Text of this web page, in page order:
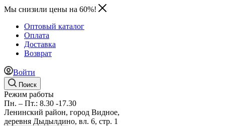
Мы снизили цены на 60%!
Оптовый каталог
Оплата
Доставка
Возврат
Войти
Поиск
Режим работы
Пн. – Пт.: 8.30 -17.30
Ленинский район, город Видное,
деревня Дыдылдино, вл. 6, стр. 1